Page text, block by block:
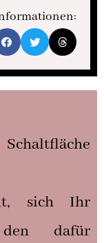
sich Ihr
den dafür